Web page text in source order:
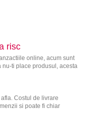
risc
online, acum sunt
ti place produsul, acesta
Costul de livrare
si poate fi chiar